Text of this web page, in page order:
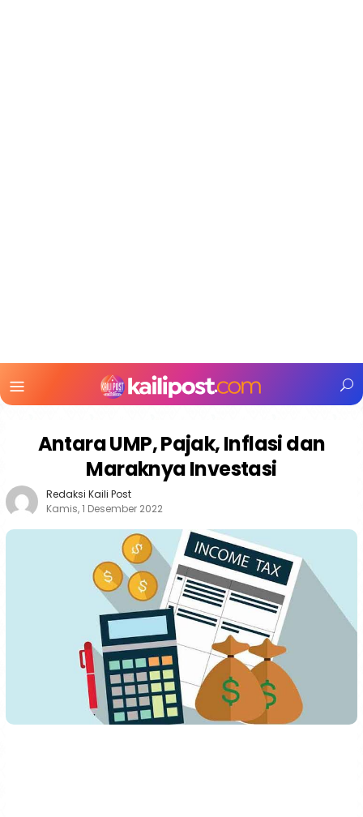
Mobile
Antara UMP, Pajak, Inflasi dan
Maraknya Investasi
Redaksi Kaili Post
Kamis, 1 Desember 2022